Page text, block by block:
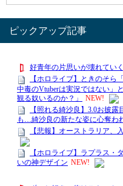
ピックアップ記事